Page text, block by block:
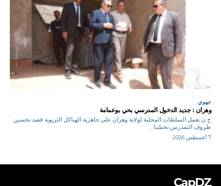
جهوي
وهران : جديد الدخول المدرسي بحي بوعمامة
ح.ن تعمل السلطات المحلية لولاية وهران على جاهزية الهياكل التربوية قصد تحسين
ظروف التمدرس تحسّبا...
7 أغسطس 2026
CapDZ